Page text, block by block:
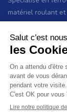
matériel roulant et
ROCO,MARKLIN,
d'autres.
Nous sommes
REVELL,TAMIYA,
Voirtoutes les
ET AUSSI